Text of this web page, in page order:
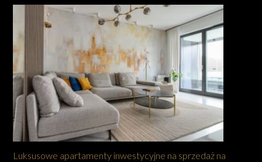
Luksusowe apartamenty inwestycyjne na sprzedaż na